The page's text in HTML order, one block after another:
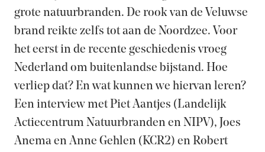
grote natuurbranden. De rook van de Veluwse
brand reikte zelfs tot aan de Noordzee. Voor
het eerst in de recente geschiedenis vroeg
Nederland om buitenlandse bijstand. Hoe
verliep dat? En wat kunnen we hiervan leren?
Een interview met Piet Aantjes (Landelijk
Actiecentrum Natuurbranden en NIPV), Joes
Anema en Anne Gehlen (KCR2) en Robert